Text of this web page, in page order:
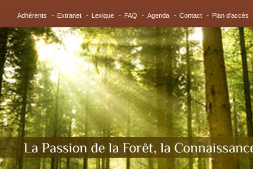
Adhérents - Extranet - Lexique - FAQ - Agenda - Contact - Plan d'accès